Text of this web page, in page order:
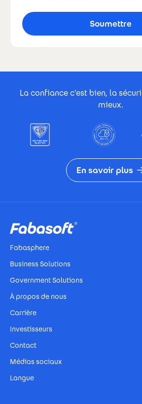
La confiance c'est bien, la
mieux.
En savoir plus
Fabasphere
Business Solutions
Government Solutions
À propos de nous
Carrière
Investisseurs
Contact
Médias sociaux
Langue